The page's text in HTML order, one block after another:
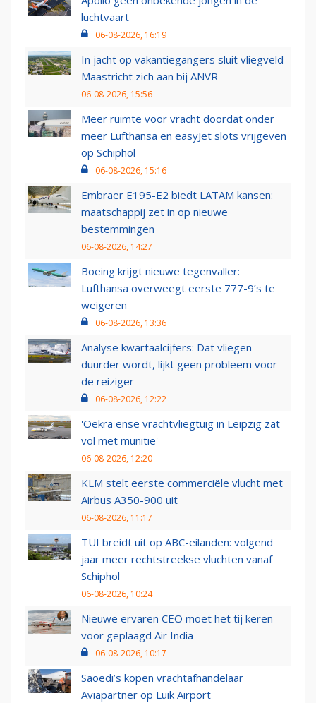
luchtvaart
06-08-2026, 16:19
In jacht op vakantiegangers sluit vliegveld
Maastricht zich aan bij ANVR
06-08-2026, 15:56
Meer ruimte voor vracht doordat onder
meer Lufthansa en easyJet slots vrijgeven
op Schiphol
06-08-2026, 15:16
Embraer E195-E2 biedt LATAM kansen:
maatschappij zet in op nieuwe
bestemmingen
06-08-2026, 14:27
Boeing krijgt nieuwe tegenvaller:
Lufthansa overweegt eerste 777-9’s te
weigeren
06-08-2026, 13:36
Analyse kwartaalcijfers: Dat vliegen
duurder wordt, lijkt geen probleem voor
de reiziger
06-08-2026, 12:22
'Oekraïense vrachtvliegtuig in Leipzig zat
vol met munitie'
06-08-2026, 12:20
KLM stelt eerste commerciële vlucht met
Airbus A350-900 uit
06-08-2026, 11:17
TUI breidt uit op ABC-eilanden: volgend
jaar meer rechtstreekse vluchten vanaf
Schiphol
06-08-2026, 10:24
Nieuwe ervaren CEO moet het tij keren
voor geplaagd Air India
06-08-2026, 10:17
Saoedi’s kopen vrachtafhandelaar
Aviapartner op Luik Airport